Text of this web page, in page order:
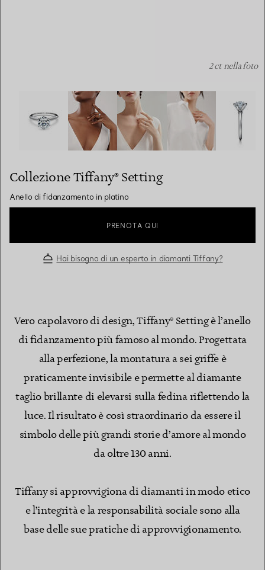
Collezione Tiffany® Setting :Anello di fidanzamento in
2 ct nella foto
Collezione Tiffany® Setting
Anello di fidanzamento in platino
PRENOTA QUI
Hai bisogno di un esperto in diamanti Tiffany?
Vero capolavoro di design, Tiffany® Setting è l’anello
di fidanzamento più famoso al mondo. Progettata
alla perfezione, la montatura a sei griffe è
praticamente invisibile e permette al diamante
taglio brillante di elevarsi sulla fedina riflettendo la
luce. Il risultato è così straordinario da essere il
simbolo delle più grandi storie d’amore al mondo
da oltre 130 anni.
Tiffany si approvvigiona di diamanti in modo etico
e l’integrità e la responsabilità sociale sono alla
base delle sue pratiche di approvvigionamento.